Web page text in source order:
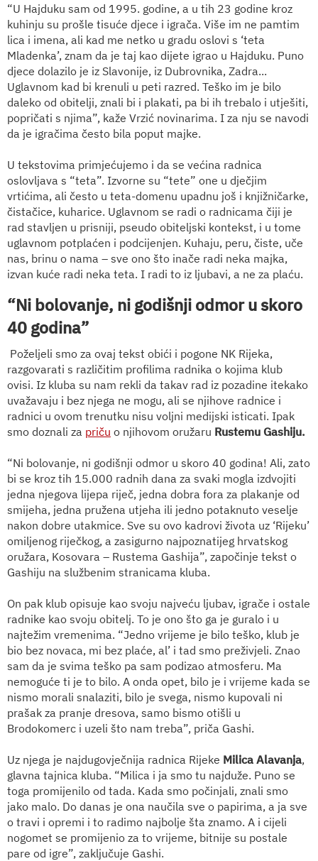
“U Hajduku sam od 1995. godine, a u tih 23 godine kroz
kuhinju su prošle tisuće djece i igrača. Više im ne pamtim
lica i imena, ali kad me netko u gradu oslovi s ‘teta
Mladenka’, znam da je taj kao dijete igrao u Hajduku. Puno
djece dolazilo je iz Slavonije, iz Dubrovnika, Zadra...
Uglavnom kad bi krenuli u peti razred. Teško im je bilo
daleko od obitelji, znali bi i plakati, pa bi ih trebalo i utješiti,
popričati s njima”, kaže Vrzić novinarima. I za nju se navodi
da je igračima često bila poput majke.
U tekstovima primjećujemo i da se većina radnica
oslovljava s “teta”. Izvorne su “tete” one u dječjim
vrtićima, ali često u teta-domenu upadnu još i knjižničarke,
čistačice, kuharice. Uglavnom se radi o radnicama čiji je
rad stavljen u prisniji, pseudo obiteljski kontekst, i u tome
uglavnom potplaćen i podcijenjen. Kuhaju, peru, čiste, uče
nas, brinu o nama – sve ono što inače radi neka majka,
izvan kuće radi neka teta. I radi to iz ljubavi, a ne za plaću.
“Ni bolovanje, ni godišnji odmor u skoro
40 godina”
Poželjeli smo za ovaj tekst obići i pogone NK Rijeka,
razgovarati s različitim profilima radnika o kojima klub
ovisi. Iz kluba su nam rekli da takav rad iz pozadine itekako
uvažavaju i bez njega ne mogu, ali se njihove radnice i
radnici u ovom trenutku nisu voljni medijski isticati. Ipak
smo doznali za priču o njihovom oružaru Rustemu Gashiju.
“Ni bolovanje, ni godišnji odmor u skoro 40 godina! Ali, zato
bi se kroz tih 15.000 radnih dana za svaki mogla izdvojiti
jedna njegova lijepa riječ, jedna dobra fora za plakanje od
smijeha, jedna pružena utjeha ili jedno potaknuto veselje
nakon dobre utakmice. Sve su ovo kadrovi života uz ‘Rijeku’
omiljenog riječkog, a zasigurno najpoznatijeg hrvatskog
oružara, Kosovara – Rustema Gashija”, započinje tekst o
Gashiju na službenim stranicama kluba.
On pak klub opisuje kao svoju najveću ljubav, igrače i ostale
radnike kao svoju obitelj. To je ono što ga je guralo i u
najtežim vremenima. “Jedno vrijeme je bilo teško, klub je
bio bez novaca, mi bez plaće, al’ i tad smo preživjeli. Znao
sam da je svima teško pa sam podizao atmosferu. Ma
nemoguće ti je to bilo. A onda opet, bilo je i vrijeme kada se
nismo morali snalaziti, bilo je svega, nismo kupovali ni
prašak za pranje dresova, samo bismo otišli u
Brodokomerc i uzeli što nam treba”, priča Gashi.
Uz njega je najdugovječnija radnica Rijeke Milica Alavanja,
glavna tajnica kluba. “Milica i ja smo tu najduže. Puno se
toga promijenilo od tada. Kada smo počinjali, znali smo
jako malo. Do danas je ona naučila sve o papirima, a ja sve
o travi i opremi i to radimo najbolje šta znamo. A i cijeli
nogomet se promijenio za to vrijeme, bitnije su postale
pare od igre”, zaključuje Gashi.